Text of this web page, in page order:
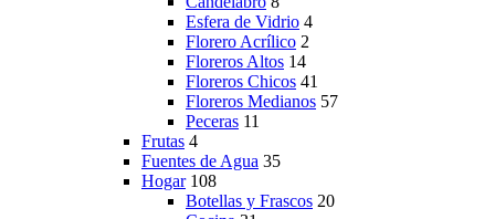
Esfera de Vidrio 4
Florero Acrílico 2
Floreros Altos 14
Floreros Chicos 41
Floreros Medianos 57
Peceras 11
Frutas 4
Fuentes de Agua 35
Hogar 108
Botellas y Frascos 20